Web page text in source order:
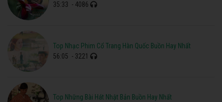
35:33 - 4086
Top Nhạc Phim Cổ Trang Hàn Quốc Buồn Hay Nhất
56:05 - 3221
Top Những Bài Hát Nhật Bản Buồn Hay Nhất